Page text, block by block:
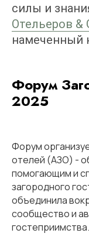
силы и
Отельеров &
намеченный
Форум
2025
Форум
отелей (АЗО) -
помогающим и
загородного
объединила
сообщество и
гостеприимства.